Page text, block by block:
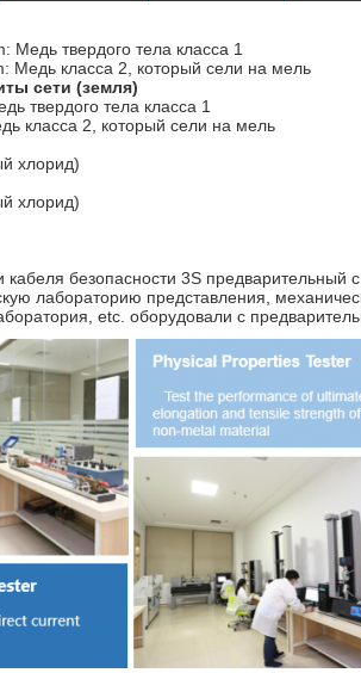
Медь твердого тела класса 1
Медь класса 2, который сели на мель
сети (земля)
твердого тела класса 1
класса 2, который сели на мель
хлорид)
хлорид)
кабеля безопасности 3S
лабораторию представления,
etc. оборудовали с